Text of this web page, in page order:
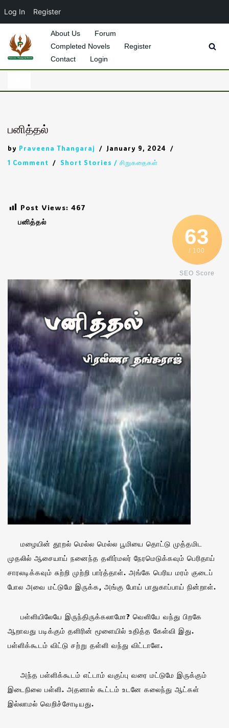
Log In Register
Skip
About Us
Forum
Completed Novels
Register
Contact
Login
பனித்தல்
by Praveena Thangaraj
January 9, 2024
1 Comment
Short Stories / சிறுகதைகள்
Post Views: 467
63
/ 100
SEO Score
பனித்தல்
மழையின் தூறல் மெல்ல மெல்ல பூமியை தொட்டு முத்தமிட
முதலில் ஆசையாய் நனைந்த தளிர்மலர் நேரமெடுக்கவும் பெரிதாய்
சாரலடிக்கவும் சுற்றி முற்றி பார்த்தாள். அங்கே பெரிய மரம் குடைப்
போல அவை மட்டுமே இருக்க, அங்கு போய் பாதுகாப்பாய் நின்றாள்.
பள்ளியிலேயே இருந்திருக்கலாமோ? வெளியே வந்து பிறகே
ஆறாவது படிக்கும் தளிரின் மூளையில் உதித்த கேள்வி இது.
பள்ளிக்கூடம் விட்டு சற்று தள்ளி வந்து விட்டாளே.
அந்த பள்ளிக்கூடம் எட்டாம் வகுப்பு வரை மட்டுமே இருக்கும்
இடைநிலை பள்ளி. அதனால் கூட்டம் உடனே கலைந்து ஆட்கள்
இல்லாமல் வெறிச்சோடியது.